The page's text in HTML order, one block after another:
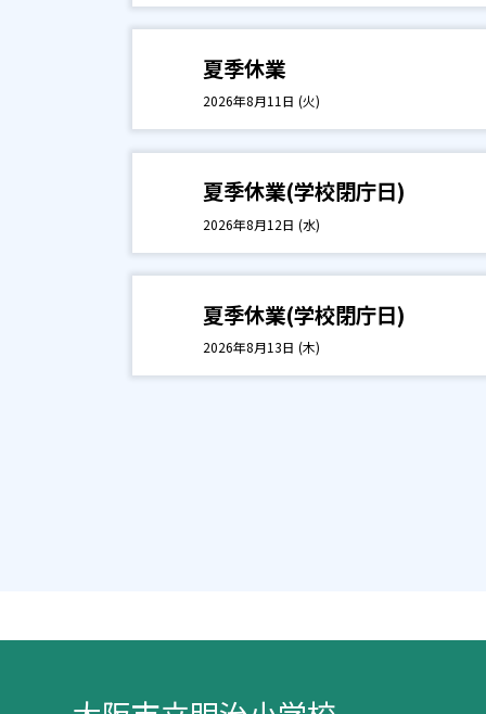
夏季休業
2026年8月11日 (火)
夏季休業(学校閉庁日)
2026年8月12日 (水)
夏季休業(学校閉庁日)
2026年8月13日 (木)